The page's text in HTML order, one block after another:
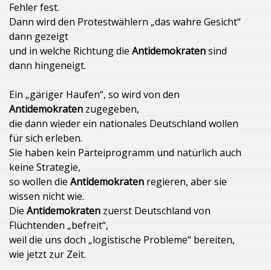
Fehler fest.
Dann wird den Protestwählern „das wahre Gesicht“
dann gezeigt
und in welche Richtung die Antidemokratensind
dann hingeneigt.
Ein „gäriger Haufen“, so wird von den
Antidemokraten zugegeben,
die dann wieder ein nationales Deutschland wollen
für sich erleben.
Sie haben kein Parteiprogramm und natürlich auch
keine Strategie,
so wollen die Antidemokraten regieren, aber sie
wissen nicht wie.
Die Antidemokraten zuerst Deutschland von
Flüchtenden „befreit“,
weil die uns doch „logistische Probleme“ bereiten,
wie jetzt zur Zeit.